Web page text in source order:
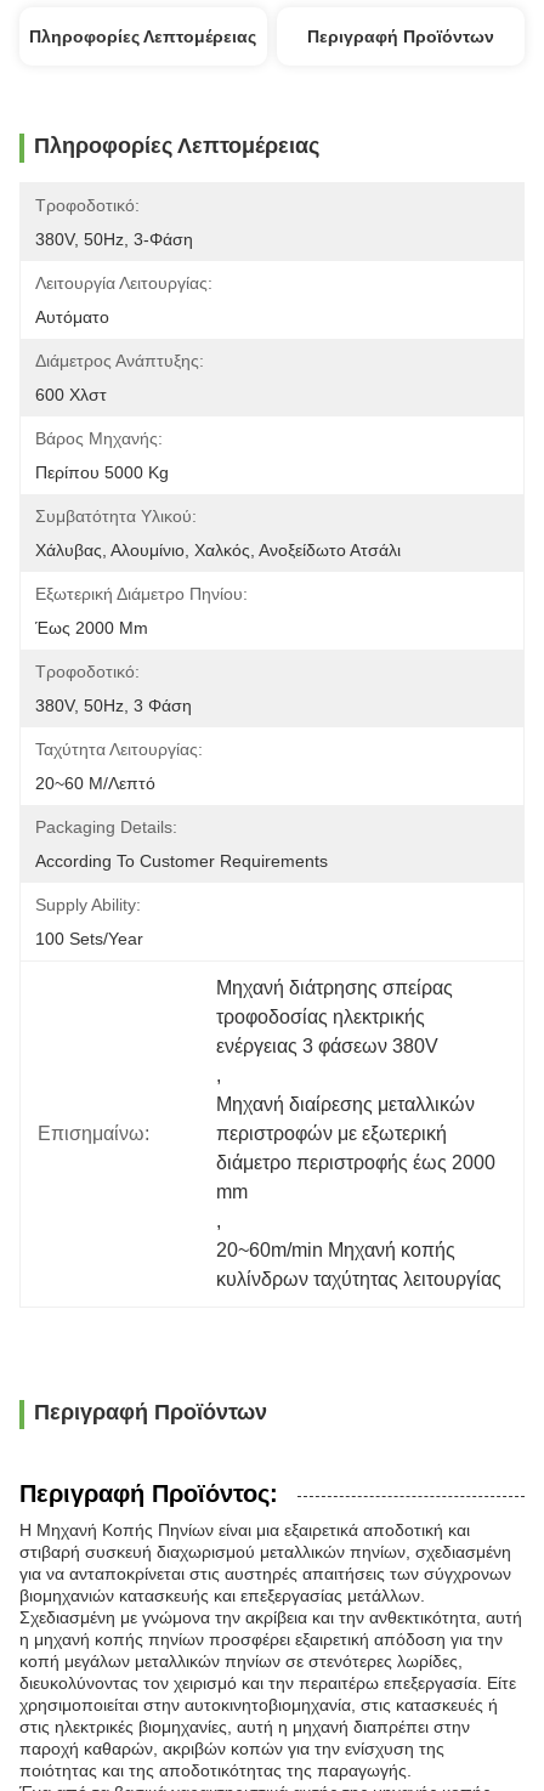
Πληροφορίες Λεπτομέρειας Περιγραφή Προϊόντων
Πληροφορίες Λεπτομέρειας
Τροφοδοτικό:
380V, 50Hz, 3-Φάση
Λειτουργία Λειτουργίας:
Αυτόματο
Διάμετρος Ανάπτυξης:
600 Χλστ
Βάρος Μηχανής:
Περίπου 5000 Kg
Συμβατότητα Υλικού:
Χάλυβας, Αλουμίνιο, Χαλκός, Ανοξείδωτο Ατσάλι
Εξωτερική Διάμετρο Πηνίου:
Έως 2000 Mm
Τροφοδοτικό:
380V, 50Hz, 3 Φάση
Ταχύτητα Λειτουργίας:
20~60 M/λεπτό
Packaging Details:
According To Customer Requirements
Supply Ability:
100 Sets/year
Επισημαίνω:
Μηχανή διάτρησης σπείρας
τροφοδοσίας ηλεκτρικής
ενέργειας 3 φάσεων 380V
,
Μηχανή διαίρεσης μεταλλικών
περιστροφών με εξωτερική
διάμετρο περιστροφής έως 2000
mm
,
20~60m/min Μηχανή κοπής
κυλίνδρων ταχύτητας λειτουργίας
Περιγραφή Προϊόντων
Περιγραφή Προϊόντος:
Η Μηχανή Κοπής Πηνίων είναι μια εξαιρετικά αποδοτική και
στιβαρή συσκευή διαχωρισμού μεταλλικών πηνίων, σχεδιασμένη
για να ανταποκρίνεται στις αυστηρές απαιτήσεις των σύγχρονων
βιομηχανιών κατασκευής και επεξεργασίας μετάλλων.
Σχεδιασμένη με γνώμονα την ακρίβεια και την ανθεκτικότητα, αυτή
η μηχανή κοπής πηνίων προσφέρει εξαιρετική απόδοση για την
κοπή μεγάλων μεταλλικών πηνίων σε στενότερες λωρίδες,
διευκολύνοντας τον χειρισμό και την περαιτέρω επεξεργασία. Είτε
χρησιμοποιείται στην αυτοκινητοβιομηχανία, στις κατασκευές ή
στις ηλεκτρικές βιομηχανίες, αυτή η μηχανή διαπρέπει στην
παροχή καθαρών, ακριβών κοπών για την ενίσχυση της
ποιότητας και της αποδοτικότητας της παραγωγής.